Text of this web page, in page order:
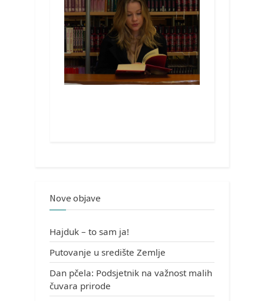
Nove objave
Hajduk – to sam ja!
Putovanje u središte Zemlje
Dan pčela: Podsjetnik na važnost malih
čuvara prirode